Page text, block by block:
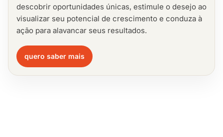
descobrir oportunidades únicas, estimule o desejo ao
visualizar seu potencial de crescimento e conduza à
ação para alavancar seus resultados.
quero saber mais